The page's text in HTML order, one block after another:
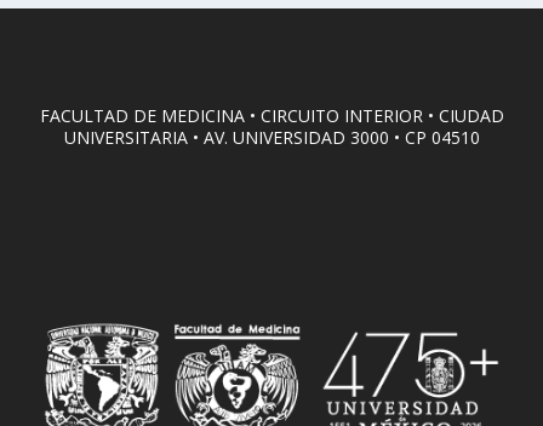
FACULTAD DE MEDICINA • CIRCUITO INTERIOR • CIUDAD
UNIVERSITARIA • AV. UNIVERSIDAD 3000 • CP 04510